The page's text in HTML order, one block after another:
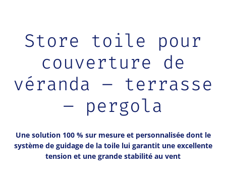
Porte de garage sectionnelle
PROTECTIONS INSECTES
Volet roulant de rénovation avec sa moustiquaire
intégrée
Moustiquaire enroulable à tirage direct
Moustiquaire zippée motorisée XL
Moustiquaire fixe
Store toile pour
couverture de
véranda – terrasse
– pergola
Une solution 100 % sur mesure et personnalisée dont le
système de guidage de la toile lui garantit une excellente
tension et une grande stabilité au vent